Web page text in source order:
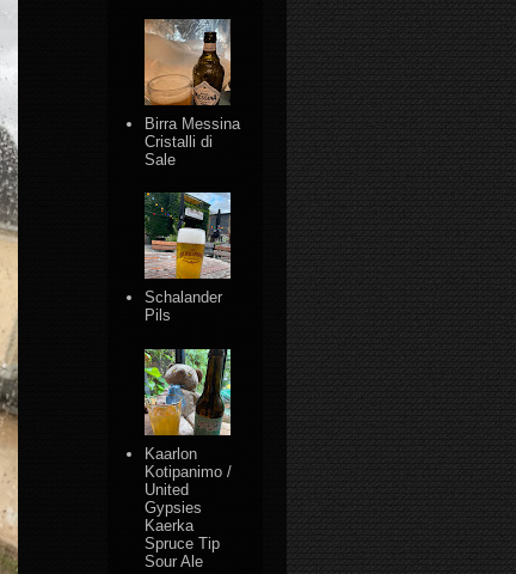
Birra Messina
Cristalli di
Sale
Schalander
Pils
Kaarlon
Kotipanimo /
United
Gypsies
Kaerka
Spruce Tip
Sour Ale